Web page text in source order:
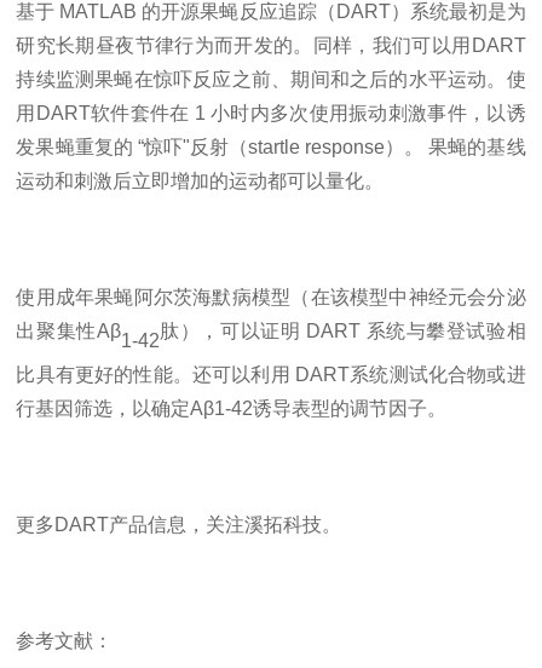
基于 MATLAB 的开源果蝇反应追踪（DART）系统最初是为
研究长期昼夜节律行为而开发的。同样，我们可以用DART
持续监测果蝇在惊吓反应之前、期间和之后的水平运动。使
用DART软件套件在 1 小时内多次使用振动刺激事件，以诱
发果蝇重复的 “惊吓"反射（startle response）。 果蝇的基线
运动和刺激后立即增加的运动都可以量化。
使用成年果蝇阿尔茨海默病模型（在该模型中神经元会分泌
出聚集性Aβ1-42 肽），可以证明 DART 系统与攀登试验相
比具有更好的性能。还可以利用 DART系统测试化合物或进
行基因筛选，以确定Aβ1-42诱导表型的调节因子。
更多DART产品信息，关注溪拓科技。
参考文献：